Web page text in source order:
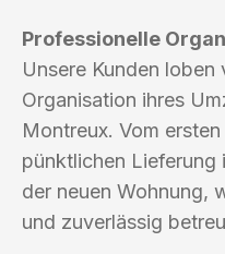
Professionelle
Unsere Kunden
Organisation ihres
Montreux. Vom
pünktlichen Lieferung
der neuen Wohnung,
und zuverlässig